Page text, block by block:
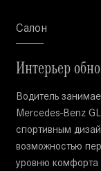
Салон
Интерьер
Водитель
Mercedes-Benz
спортивным
возможностью
уровню комфорта